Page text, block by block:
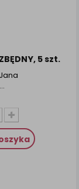
5 szt.